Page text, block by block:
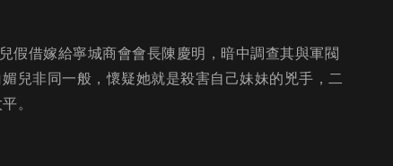
假借嫁給寧城商會會長陳慶明，暗中調查其與軍閥
兒非同一般，懷疑她就是殺害自己妹妹的兇手，二
。